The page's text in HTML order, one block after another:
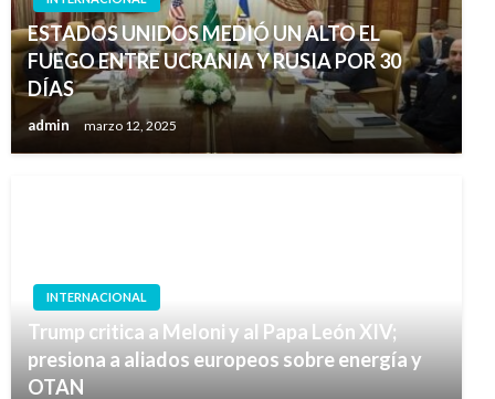
ESTADOS UNIDOS MEDIÓ UN ALTO EL
FUEGO ENTRE UCRANIA Y RUSIA POR 30
DÍAS
admin marzo 12, 2025
INTERNACIONAL
Trump critica a Meloni y al Papa León XIV;
presiona a aliados europeos sobre energía y
OTAN